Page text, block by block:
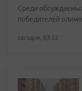
Среди
победителей
сегодня, 03:22